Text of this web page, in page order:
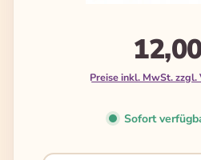
Preise inkl. MwSt. zzgl.
Sofort